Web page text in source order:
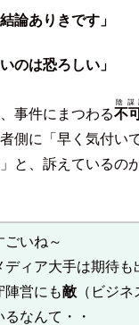
論ありきです」
のは恐ろしい」
事件にまつわる不
陰謀
側に「早く気付い
と、訴えているの
ごいね～
ディア大手は期待も
陣営にも敵（ビジネ
るなんて・・